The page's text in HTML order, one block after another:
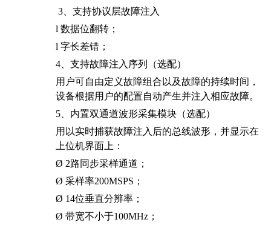
3、支持协议层故障注入
l 数据位翻转 ；
l 字长差错 ；
4、支持故障注入序列（选配）
用户可自由定义故障组合以及故障的持续时间，
设备根据用户的配置自动产生并注入相应故障。
5、内置双通道波形采集模块（选配）
用以实时捕获故障注入后的总线波形，并显示在
上位机界面上：
Ø 2路同步采样通道；
Ø 采样率200MSPS ；
Ø 14位垂直分辨率；
Ø 带宽不小于100MHz ；